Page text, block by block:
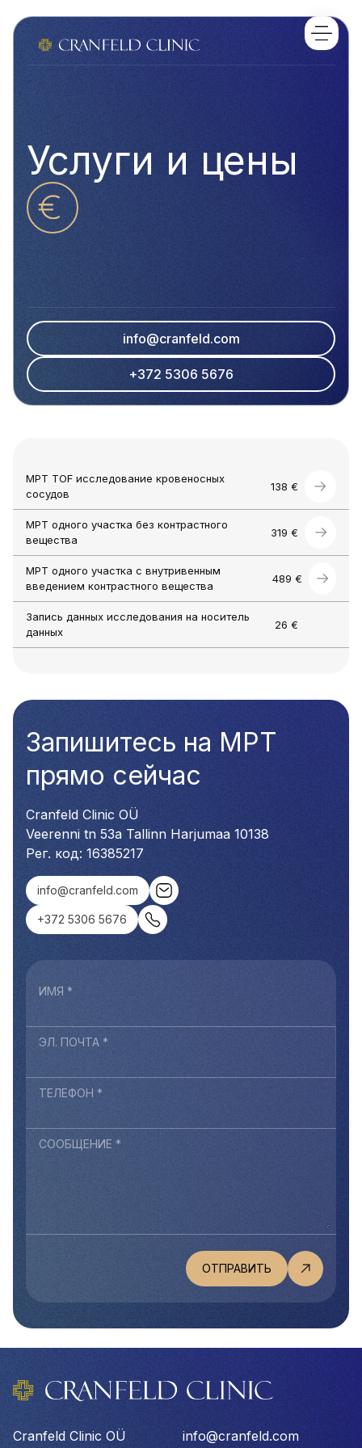
Услуги и цены
info@cranfeld.com
+372 5306 5676
МРТ TOF исследование кровеносных
сосудов
138 €
МРТ одного участка без контрастного
вещества
319 €
МРТ одного участка с внутривенным
введением контрастного вещества
489 €
Запись данных исследования на носитель
данных
26 €
Запишитесь на МРТ
прямо сейчас
Cranfeld Clinic OÜ
Veerenni tn 53a Tallinn Harjumaa 10138
Рег. код: 16385217
info@cranfeld.com
+372 5306 5676
ИМЯ *
ЭЛ. ПОЧТА *
ТЕЛЕФОН *
СООБЩЕНИЕ *
Cranfeld Clinic OÜ info@cranfeld.com